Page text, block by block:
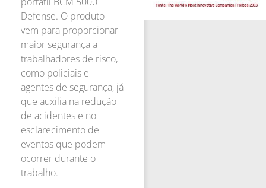
Defense. O produto
vem para proporcionar
maior segurança a
trabalhadores de risco,
como policiais e
agentes de segurança, já
que auxilia na redução
de acidentes e no
esclarecimento de
eventos que podem
ocorrer durante o
trabalho.